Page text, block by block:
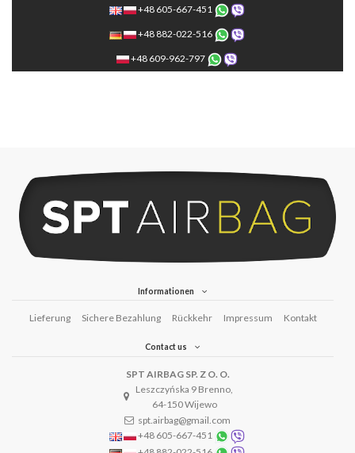
+48 605-667-451
+48 882-022-516
+48 609-962-797
Informationen
Lieferung Sichere Bezahlung Rückkehr Impressum Kontakt
Contact us
SPT AIRBAG SP. Z O. O.
Leszczyńska 9 Brenno,
64-150 Wijewo
spt.airbag@gmail.com
+48 605-667-451